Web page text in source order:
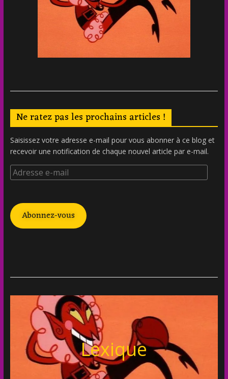
Ne ratez pas les prochains articles !
Saisissez votre adresse e-mail pour vous abonner à ce blog et
recevoir une notification de chaque nouvel article par e-mail.
Abonnez-vous
Lexique